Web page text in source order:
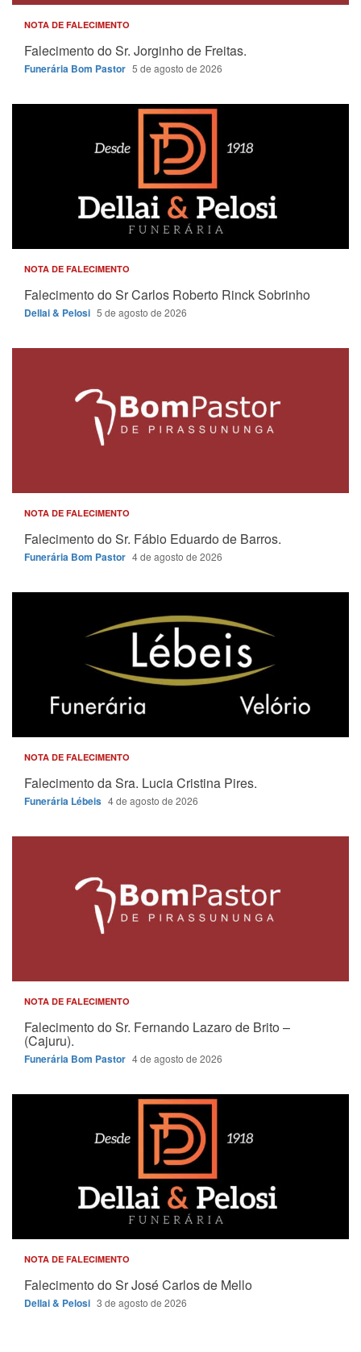
NOTA DE FALECIMENTO
Falecimento do Sr. Jorginho de Freitas.
Funerária Bom Pastor 5 de agosto de 2026
NOTA DE FALECIMENTO
Falecimento do Sr Carlos Roberto Rinck Sobrinho
Dellai & Pelosi 5 de agosto de 2026
NOTA DE FALECIMENTO
Falecimento do Sr. Fábio Eduardo de Barros.
Funerária Bom Pastor 4 de agosto de 2026
NOTA DE FALECIMENTO
Falecimento da Sra. Lucia Cristina Pires.
Funerária Lébeis 4 de agosto de 2026
NOTA DE FALECIMENTO
Falecimento do Sr. Fernando Lazaro de Brito –
(Cajuru).
Funerária Bom Pastor 4 de agosto de 2026
NOTA DE FALECIMENTO
Falecimento do Sr José Carlos de Mello
Dellai & Pelosi 3 de agosto de 2026